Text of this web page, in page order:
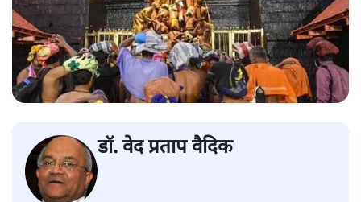
डॉ. वेद प्रताप वैदिक